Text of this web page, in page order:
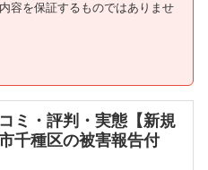
容を保証するものではありませ
ミ・評判・実態【新規
千種区の被害報告付